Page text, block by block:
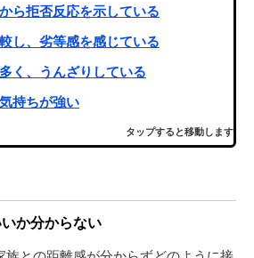
ら拒否反応を示している
し、劣等感を感じている
く、うんざりしている
持ちが強い
タップすると移動します
か分からない